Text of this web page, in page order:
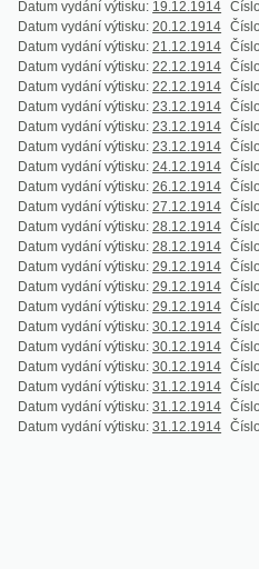
Datum vydání výtisku:30.12.1914 Číslo
Datum vydání výtisku:31.12.1914 Číslo
Datum vydání výtisku:31.12.1914 Číslo
Datum vydání výtisku:31.12.1914 Číslo